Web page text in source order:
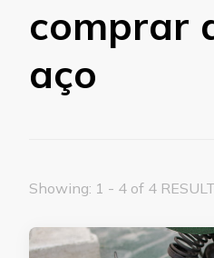
comprar
aço
Showing: 1 - 4 of 4